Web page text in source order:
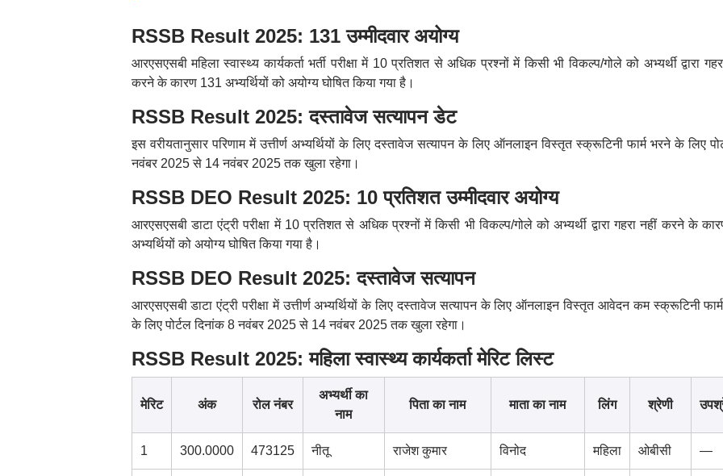
RSSB Result 2025: 131 उम्मीदवार अयोग्य
आरएसएसबी महिला स्वास्थ्य कार्यकर्ता भर्ती परीक्षा में 10 प्रतिशत से अधिक प्रश्नों में किसी भी विकल्प/गोले को अभ्यर्थी द्वारा
करने के कारण 131 अभ्यर्थियों को अयोग्य घोषित किया गया है।
RSSB Result 2025: दस्तावेज सत्यापन डेट
इस वरीयतानुसार परिणाम में उत्तीर्ण अभ्यर्थियों के लिए दस्तावेज सत्यापन के लिए ऑनलाइन विस्तृत स्क्रूटिनी फार्म भरने के लिए
नवंबर 2025 से 14 नवंबर 2025 तक खुला रहेगा।
RSSB DEO Result 2025: 10 प्रतिशत उम्मीदवार अयोग्य
आरएसएसबी डाटा एंट्री परीक्षा में 10 प्रतिशत से अधिक प्रश्नों में किसी भी विकल्प/गोले को अभ्यर्थी द्वारा गहरा नहीं करने के
अभ्यर्थियों को अयोग्य घोषित किया गया है।
RSSB DEO Result 2025: दस्तावेज सत्यापन
आरएसएसबी डाटा एंट्री परीक्षा में उत्तीर्ण अभ्यर्थियों के लिए दस्तावेज सत्यापन के लिए ऑनलाइन विस्तृत आवेदन कम स्क्रूटिनी
के लिए पोर्टल दिनांक 8 नवंबर 2025 से 14 नवंबर 2025 तक खुला रहेगा।
RSSB Result 2025: महिला स्वास्थ्य कार्यकर्ता मेरिट लिस्ट
मेरिट अंक रोल नंबर
अभ्यर्थी का
नाम
पिता का नाम माता का नाम लिंग श्रेणी
1 300.0000 473125 नीतू राजेश कुमार विनोद महिला ओबीसी —